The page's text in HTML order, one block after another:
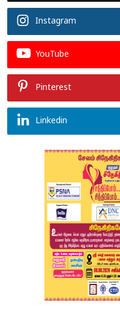
Instagram
YouTube
Pinterest
Linkedin